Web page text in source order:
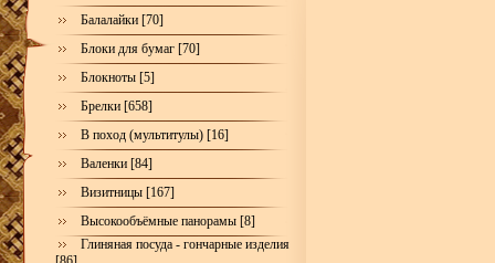
Балалайки [70]
Блоки для бумаг [70]
Блокноты [5]
Брелки [658]
В поход (мультитулы) [16]
Валенки [84]
Визитницы [167]
Высокообъёмные панорамы [8]
Глиняная посуда - гончарные изделия